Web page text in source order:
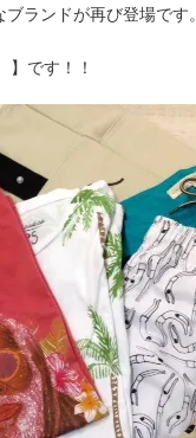
ランドが再び登場です。
です！！